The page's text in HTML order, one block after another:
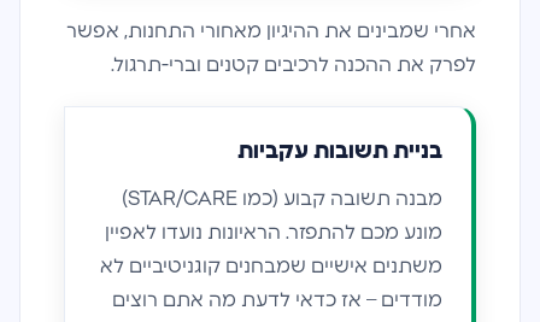
אחרי שמבינים את ההיגיון מאחורי התחנות, אפשר
לפרק את ההכנה לרכיבים קטנים וברי-תרגול.
בניית תשובות עקביות
מבנה תשובה קבוע (כמו STAR/CARE)
מונע מכם להתפזר. הראיונות נועדו לאפיין
משתנים אישיים שמבחנים קוגניטיביים לא
מודדים – אז כדאי לדעת מה אתם רוצים